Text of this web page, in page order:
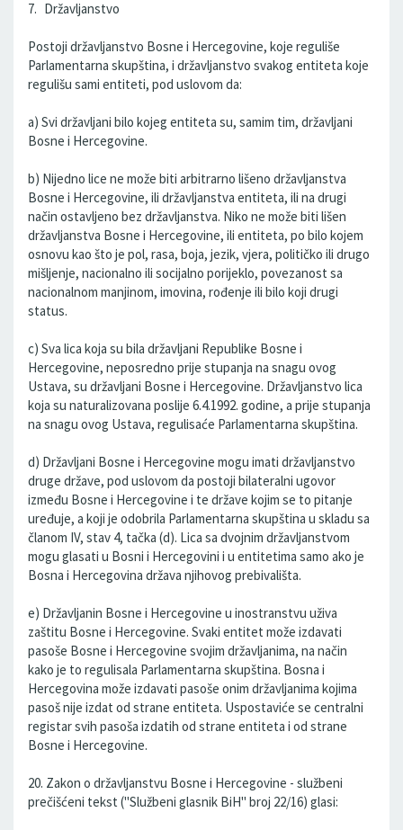
7. Državljanstvo
Postoji državljanstvo Bosne i Hercegovine, koje reguliše
Parlamentarna skupština, i državljanstvo svakog entiteta koje
regulišu sami entiteti, pod uslovom da:
a) Svi državljani bilo kojeg entiteta su, samim tim, državljani
Bosne i Hercegovine.
b) Nijedno lice ne može biti arbitrarno lišeno državljanstva
Bosne i Hercegovine, ili državljanstva entiteta, ili na drugi
način ostavljeno bez državljanstva. Niko ne može biti lišen
državljanstva Bosne i Hercegovine, ili entiteta, po bilo kojem
osnovu kao što je pol, rasa, boja, jezik, vjera, političko ili drugo
mišljenje, nacionalno ili socijalno porijeklo, povezanost sa
nacionalnom manjinom, imovina, rođenje ili bilo koji drugi
status.
c) Sva lica koja su bila državljani Republike Bosne i
Hercegovine, neposredno prije stupanja na snagu ovog
Ustava, su državljani Bosne i Hercegovine. Državljanstvo lica
koja su naturalizovana poslije 6.4.1992. godine, a prije stupanja
na snagu ovog Ustava, regulisaće Parlamentarna skupština.
d) Državljani Bosne i Hercegovine mogu imati državljanstvo
druge države, pod uslovom da postoji bilateralni ugovor
između Bosne i Hercegovine i te države kojim se to pitanje
uređuje, a koji je odobrila Parlamentarna skupština u skladu sa
članom IV, stav 4, tačka (d). Lica sa dvojnim državljanstvom
mogu glasati u Bosni i Hercegovini i u entitetima samo ako je
Bosna i Hercegovina država njihovog prebivališta.
e) Državljanin Bosne i Hercegovine u inostranstvu uživa
zaštitu Bosne i Hercegovine. Svaki entitet može izdavati
pasoše Bosne i Hercegovine svojim državljanima, na način
kako je to regulisala Parlamentarna skupština. Bosna i
Hercegovina može izdavati pasoše onim državljanima kojima
pasoš nije izdat od strane entiteta. Uspostaviće se centralni
registar svih pasoša izdatih od strane entiteta i od strane
Bosne i Hercegovine.
20. Zakon o državljanstvu Bosne i Hercegovine - službeni
prečišćeni tekst ("Službeni glasnik BiH" broj 22/16) glasi: